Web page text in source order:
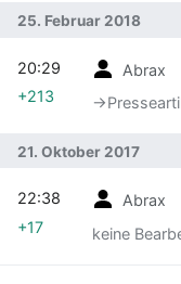
25. Februar 2018
Abrax
20:29
+213
21. Oktober 2017
Abrax
keine
22:38
+17